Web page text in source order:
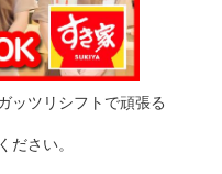
ッツリシフトで頑張る
ださい。